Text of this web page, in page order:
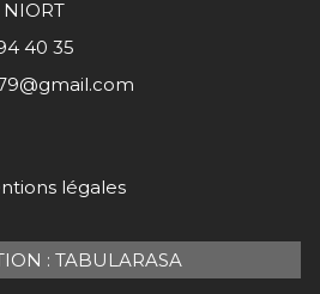
40 35
légales
: TABULARASA